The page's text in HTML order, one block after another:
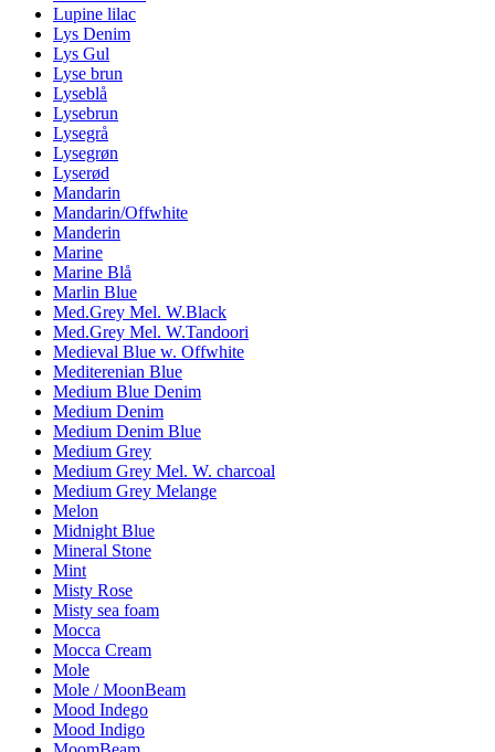
Lupine lilac
Lys Denim
Lys Gul
Lyse brun
Lyseblå
Lysebrun
Lysegrå
Lysegrøn
Lyserød
Mandarin
Mandarin/Offwhite
Manderin
Marine
Marine Blå
Marlin Blue
Med.Grey Mel. W.Black
Med.Grey Mel. W.Tandoori
Medieval Blue w. Offwhite
Mediterenian Blue
Medium Blue Denim
Medium Denim
Medium Denim Blue
Medium Grey
Medium Grey Mel. W. charcoal
Medium Grey Melange
Melon
Midnight Blue
Mineral Stone
Mint
Misty Rose
Misty sea foam
Mocca
Mocca Cream
Mole
Mole / MoonBeam
Mood Indego
Mood Indigo